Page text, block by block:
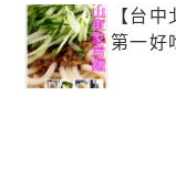
【台
第一好